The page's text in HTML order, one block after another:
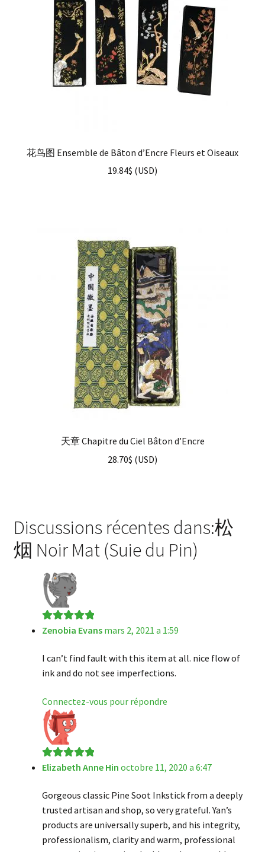
花鸟图 Ensemble de Bâton d’Encre Fleurs et Oiseaux
19.84$ (USD)
天章 Chapitre du Ciel Bâton d’Encre
28.70$ (USD)
Discussions récentes dans:松
烟 Noir Mat (Suie du Pin)
Note5sur 5
Zenobia Evans mars 2, 2021 a 1:59
I can’t find fault with this item at all. nice flow of
ink and do not see imperfections.
Connectez-vous pour répondre
Note5sur 5
Elizabeth Anne Hin octobre 11, 2020 a 6:47
Gorgeous classic Pine Soot Inkstick from a deeply
trusted artisan and shop, so very grateful. Yan’s
products are universally superb, and his integrity,
professionalism, clarity and warm, professional